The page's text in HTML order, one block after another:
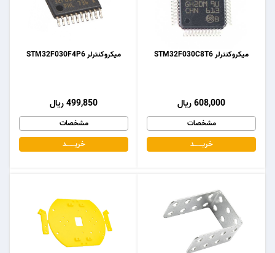
میکروکنترلر STM32F030F4P6
499,850 ریال
مشخصات
خریـــــــد
میکروکنترلر STM32F030C8T6
608,000 ریال
مشخصات
خریـــــــد